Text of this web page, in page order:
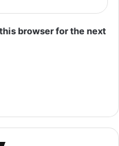
browser for the next